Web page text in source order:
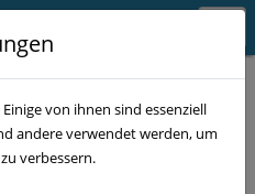
gefunden.
von ihnen sind essenziell
andere verwendet werden, um
verbessern.